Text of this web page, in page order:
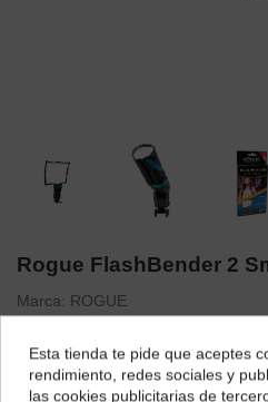
Rogue FlashBender 2
Marca: ROGUE
¿Dónde deseas
Esta tienda te pide que aceptes
rendimiento, redes sociales y
las cookies publicitarias de